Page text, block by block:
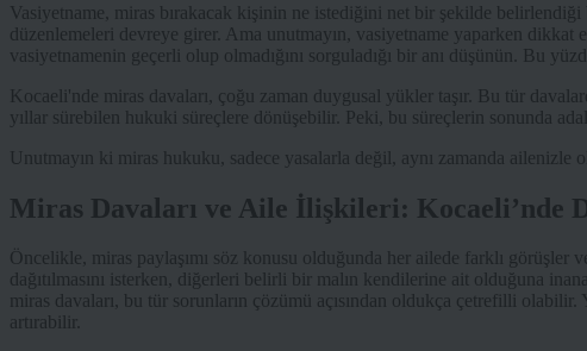
Vasiyetname, miras bırakacak kişinin ne istediğini net bir şekilde
düzenlemeleri devreye girer. Ama unutmayın, vasiyetname yaparken dikkat
vasiyetnamenin geçerli olup olmadığını sorguladığı bir anı düşünün. Bu
Kocaeli'nde miras davaları, çoğu zaman duygusal yükler taşır. Bu tür
yıllar sürebilen hukuki süreçlere dönüşebilir. Peki, bu süreçlerin sonunda
Unutmayın ki miras hukuku, sadece yasalarla değil, aynı zamanda ailenizle
Miras Davaları ve Aile İlişkileri: Kocaeli’nde
Öncelikle, miras paylaşımı söz konusu olduğunda her ailede farklı görüşler
dağıtılmasını isterken, diğerleri belirli bir malın kendilerine ait olduğuna
miras davaları, bu tür sorunların çözümü açısından oldukça çetrefilli
artırabilir.